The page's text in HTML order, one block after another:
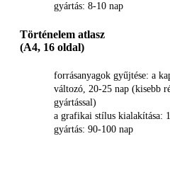
gyártás: 8-10 nap
Történelem atlasz
(A4, 16 oldal)
forrásanyagok gyűjtése: a
változó, 20-25 nap (kisebb
gyártással)
a grafikai stílus kialakítása:
gyártás: 90-100 nap